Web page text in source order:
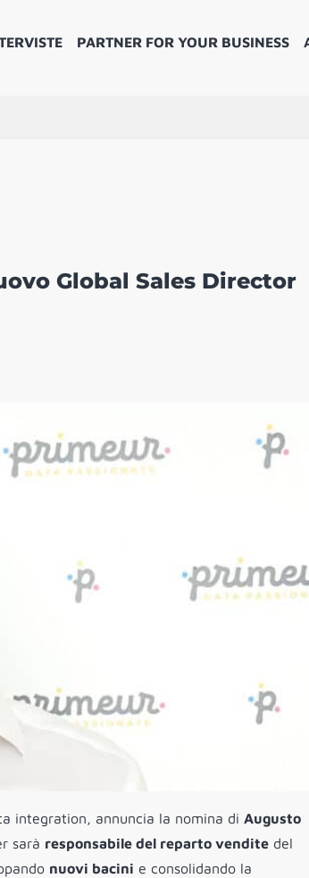
PARTNER FOR YOUR BUSINESS
Global Sales Director
integration, annuncia la nomina di Augusto
sarà responsabile del reparto vendite del
nuovi bacini e consolidando la